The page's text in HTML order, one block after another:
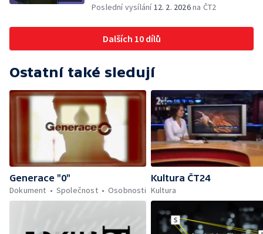
Poslední vysílání12. 2. 2026na ČT2
Dalších 10 dílů
Ostatní také sledují
Generace "0"
Dokument
Společnost Osobnosti
Kultura ČT24
Kultura